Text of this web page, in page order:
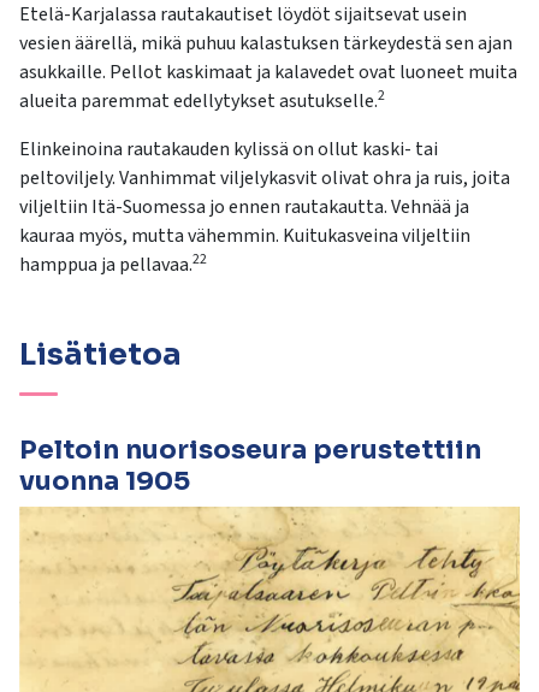
Etelä-Karjalassa rautakautiset löydöt sijaitsevat usein
vesien äärellä, mikä puhuu kalastuksen tärkeydestä sen ajan
asukkaille. Pellot kaskimaat ja kalavedet ovat luoneet muita
alueita paremmat edellytykset asutukselle.2
Elinkeinoina rautakauden kylissä on ollut kaski- tai
peltoviljely. Vanhimmat viljelykasvit olivat ohra ja ruis, joita
viljeltiin Itä-Suomessa jo ennen rautakautta. Vehnää ja
kauraa myös, mutta vähemmin. Kuitukasveina viljeltiin
hamppua ja pellavaa.22
Lisätietoa
Peltoin nuorisoseura perustettiin
vuonna 1905